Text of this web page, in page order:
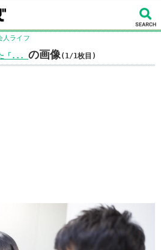
人ライフ
「... の画像(1/1枚目)